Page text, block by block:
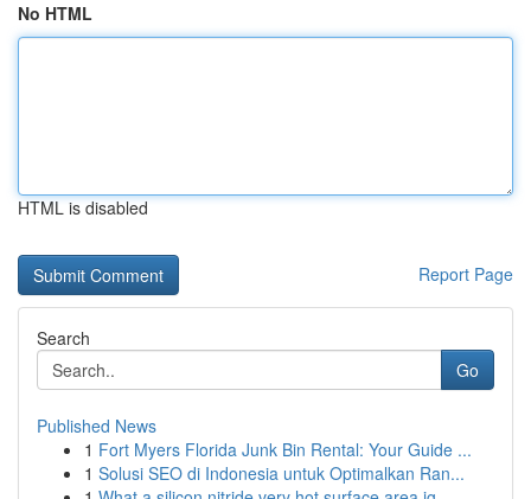
No HTML
HTML is disabled
Report Page
Search
Go
Published News
1 Fort Myers Florida Junk Bin Rental: Your Guide ...
1 Solusi SEO di Indonesia untuk Optimalkan Ran...